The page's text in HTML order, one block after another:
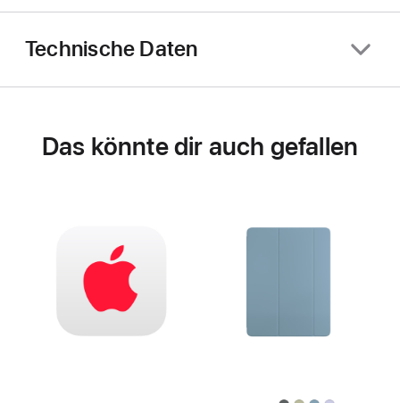
Technische Daten
Das könnte dir auch gefallen